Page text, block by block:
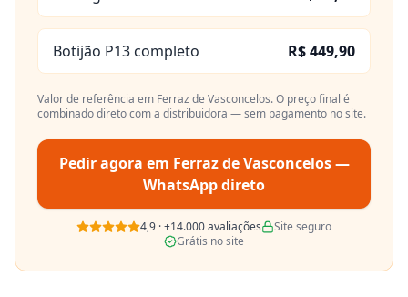
Botijão P13 completo R$ 449,90
Valor de referência em Ferraz de Vasconcelos. O preço final é
combinado direto com a distribuidora — sem pagamento no site.
Pedir agora em Ferraz de Vasconcelos—
WhatsApp direto
4,9 ·+14.000avaliações
Site seguro
Grátis no site